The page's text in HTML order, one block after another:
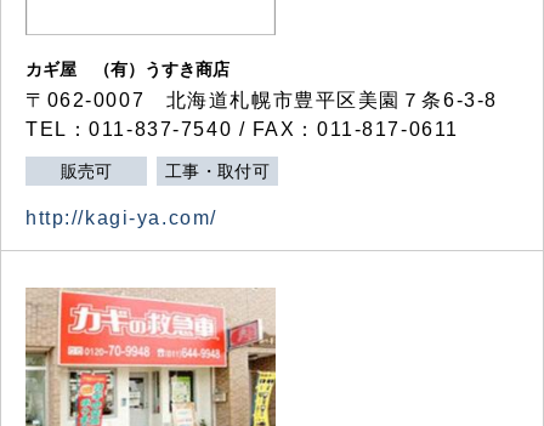
カギ屋 （有）うすき商店
〒062-0007 北海道札幌市豊平区美園７条6-3-8
TEL：011-837-7540 / FAX：011-817-0611
販売可 工事・取付可
http://kagi-ya.com/